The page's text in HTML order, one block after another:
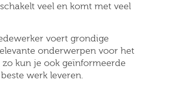
veel en komt met veel
voert grondige
onderwerpen voor het
kun je ook geïnformeerde
werk leveren.